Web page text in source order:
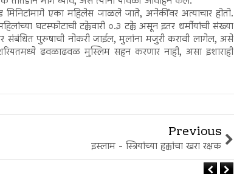
एका महिलेस जाळले जाते, अनेकींवर अत्याचार होतो.
घटस्फोटाची टक्केवारी ०.३ टक्के असून इतर धर्मीयांची संख्या
पुरुषाची नोकरी जाईल, मुलांना मजुरी करावी लागेल, असे
ढवळाढवळ मुस्लिम सहन करणार नाही, असा इशाराही
Previous
इस्लाम - स्त्रियांच्या हक्कांचा खरा रक्षक